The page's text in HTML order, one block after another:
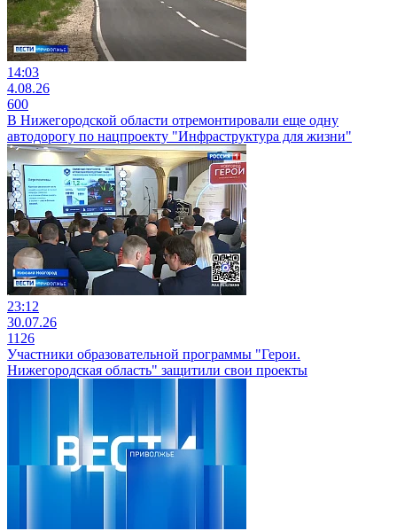
14:03
4.08.26
600
В Нижегородской области отремонтировали еще одну
автодорогу по нацпроекту "Инфраструктура для жизни"
23:12
30.07.26
1126
Участники образовательной программы "Герои.
Нижегородская область" защитили свои проекты